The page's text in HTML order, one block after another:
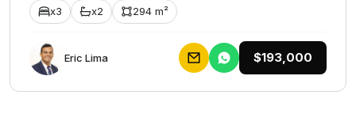
x3 x2 294 m²
Eric Lima $193,000